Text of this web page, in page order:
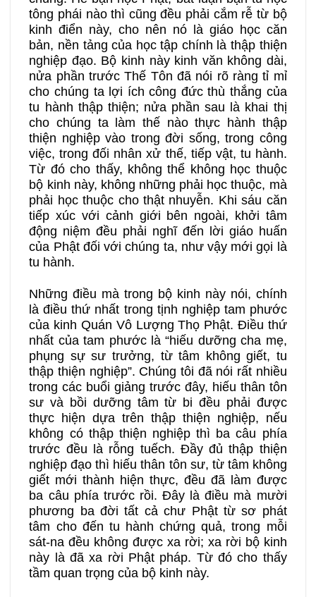
tông phái nào thì cũng đều phải cắm rễ từ bộ
kinh điển này, cho nên nó là giáo học căn
bản, nền tảng của học tập chính là thập thiện
nghiệp đạo. Bộ kinh này kinh văn không dài,
nửa phần trước Thế Tôn đã nói rõ ràng tỉ mỉ
cho chúng ta lợi ích công đức thù thắng của
tu hành thập thiện; nửa phần sau là khai thị
cho chúng ta làm thế nào thực hành thập
thiện nghiệp vào trong đời sống, trong công
việc, trong đối nhân xử thế, tiếp vật, tu hành.
Từ đó cho thấy, không thể không học thuộc
bộ kinh này, không những phải học thuộc, mà
phải học thuộc cho thật nhuyễn. Khi sáu căn
tiếp xúc với cảnh giới bên ngoài, khởi tâm
động niệm đều phải nghĩ đến lời giáo huấn
của Phật đối với chúng ta, như vậy mới gọi là
tu hành.
Những điều mà trong bộ kinh này nói, chính
là điều thứ nhất trong tịnh nghiệp tam phước
của kinh Quán Vô Lượng Thọ Phật. Điều thứ
nhất của tam phước là “hiếu dưỡng cha mẹ,
phụng sự sư trưởng, từ tâm không giết, tu
thập thiện nghiệp”. Chúng tôi đã nói rất nhiều
trong các buổi giảng trước đây, hiếu thân tôn
sư và bồi dưỡng tâm từ bi đều phải được
thực hiện dựa trên thập thiện nghiệp, nếu
không có thập thiện nghiệp thì ba câu phía
trước đều là rỗng tuếch. Đầy đủ thập thiện
nghiệp đạo thì hiếu thân tôn sư, từ tâm không
giết mới thành hiện thực, đều đã làm được
ba câu phía trước rồi. Đây là điều mà mười
phương ba đời tất cả chư Phật từ sơ phát
tâm cho đến tu hành chứng quả, trong mỗi
sát-na đều không được xa rời; xa rời bộ kinh
này là đã xa rời Phật pháp. Từ đó cho thấy
tầm quan trọng của bộ kinh này.